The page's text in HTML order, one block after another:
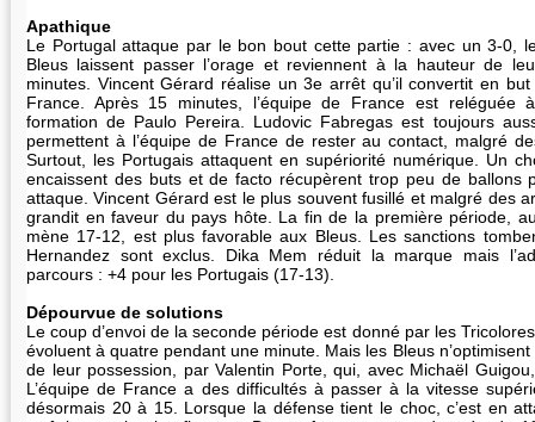
Apathique
Le Portugal attaque par le bon bout cette partie : avec un 3-0,
Bleus laissent passer l’orage et reviennent à la hauteur de
minutes. Vincent Gérard réalise un 3e arrêt qu’il convertit en
France. Après 15 minutes, l’équipe de France est reléguée
formation de Paulo Pereira. Ludovic Fabregas est toujours
permettent à l’équipe de France de rester au contact, malgré
Surtout, les Portugais attaquent en supériorité numérique. Un
encaissent des buts et de facto récupèrent trop peu de ballons
attaque. Vincent Gérard est le plus souvent fusillé et malgré des
grandit en faveur du pays hôte. La fin de la première période,
mène 17-12, est plus favorable aux Bleus. Les sanctions
Hernandez sont exclus. Dika Mem réduit la marque mais
parcours : +4 pour les Portugais (17-13).
Dépourvue de solutions
Le coup d’envoi de la seconde période est donné par les
évoluent à quatre pendant une minute. Mais les Bleus
de leur possession, par Valentin Porte, qui, avec Michaël
L’équipe de France a des difficultés à passer à la vitesse
désormais 20 à 15. Lorsque la défense tient le choc, c’est en